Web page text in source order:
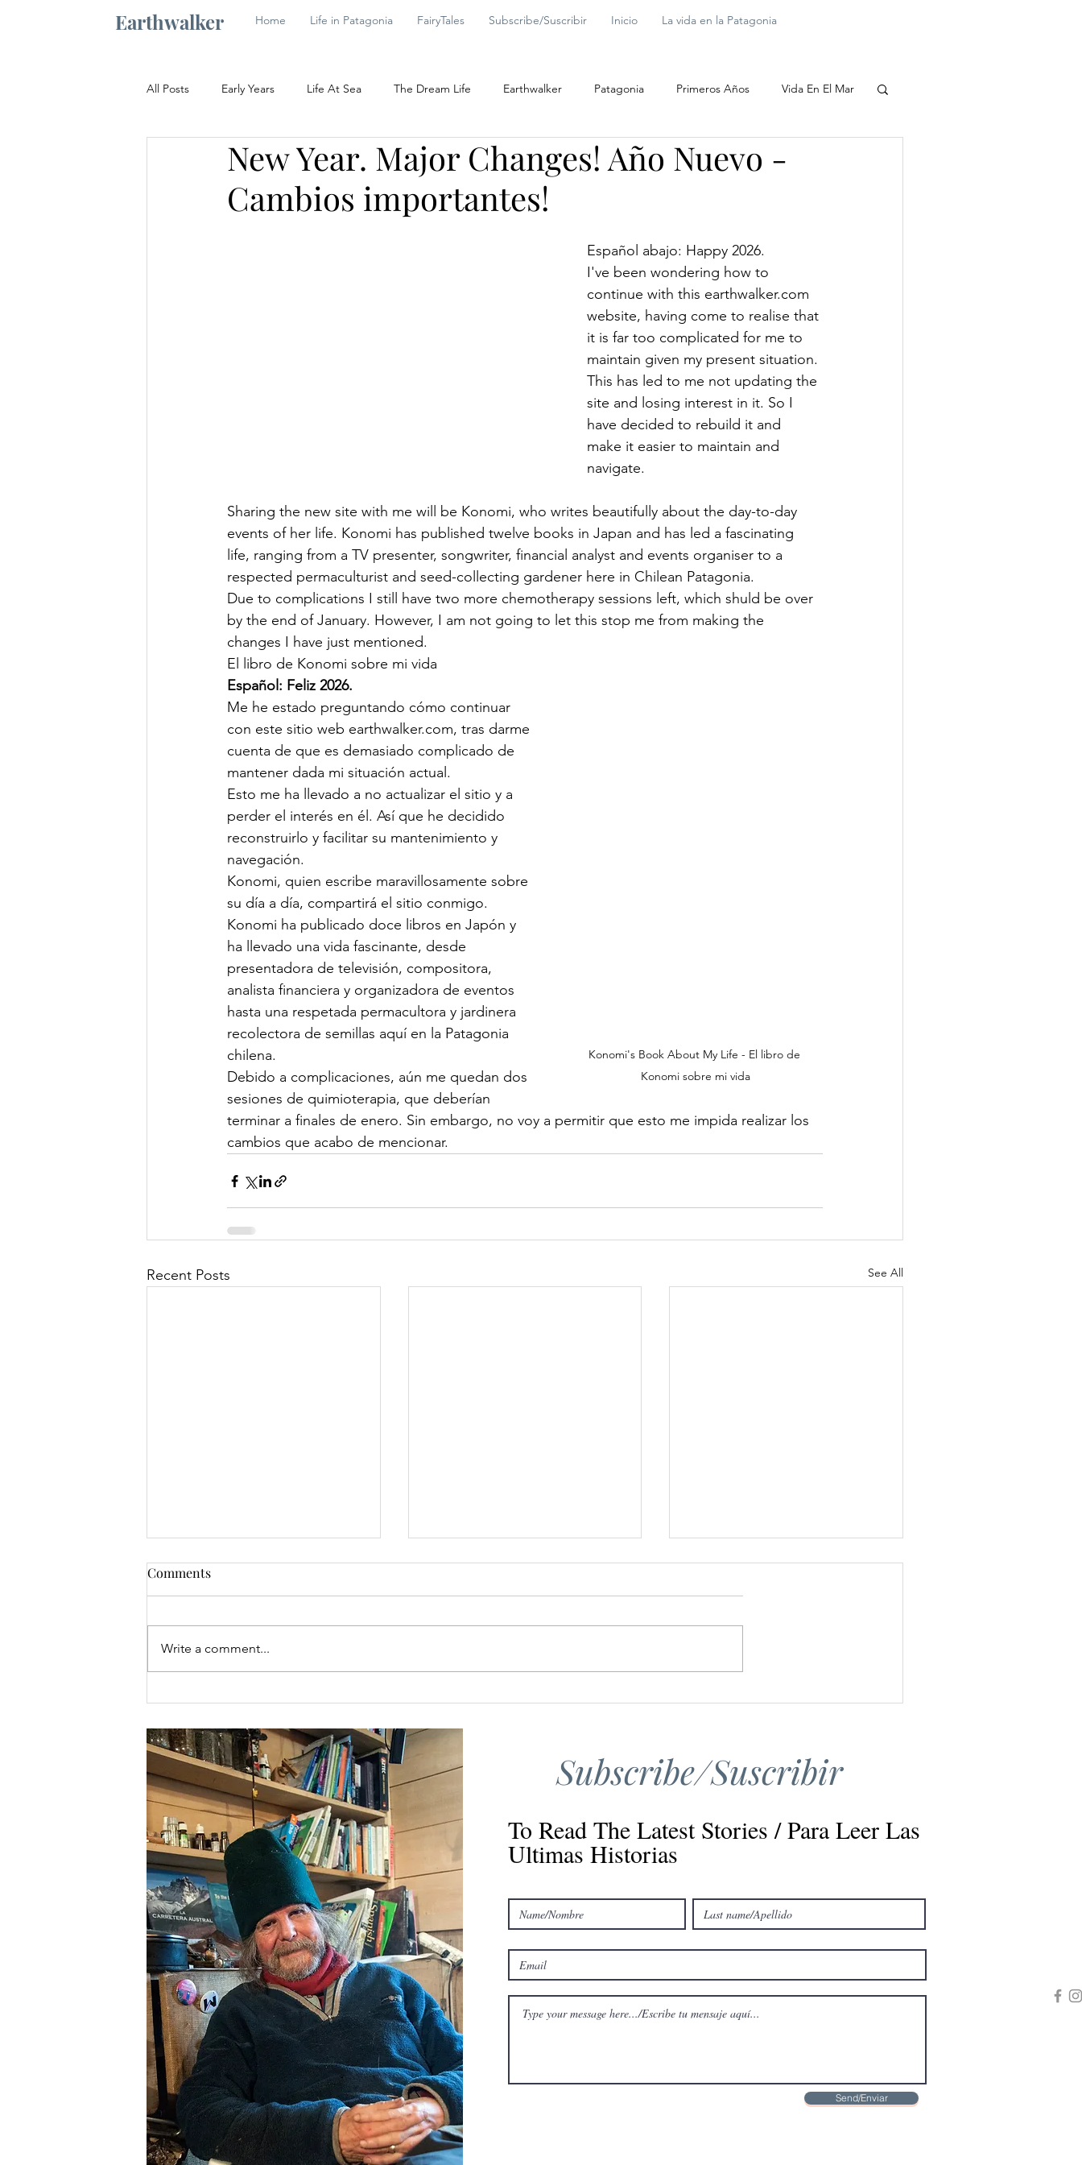
Earthwalker Home Life in Patagonia FairyTales Subscribe/Suscribir Inicio La vida en la Patagonia
All Posts Early Years Life At Sea The Dream Life Earthwalker Patagonia Primeros Años Vida En El Mar
La Vida Alta Caminante De La Tierra Patagonia ES
New Year. Major Changes! Año Nuevo -
Cambios importantes!
Español abajo: Happy 2026.
I've been wondering how to
continue with this earthwalker.com
website, having come to realise that
it is far too complicated for me to
maintain given my present situation.
This has led to me not updating the
site and losing interest in it. So I
have decided to rebuild it and
make it easier to maintain and
navigate.
Sharing the new site with me will be Konomi, who writes beautifully about the day-to-day
events of her life. Konomi has published twelve books in Japan and has led a fascinating
life, ranging from a TV presenter, songwriter, financial analyst and events organiser to a
respected permaculturist and seed-collecting gardener here in Chilean Patagonia.
Due to complications I still have two more chemotherapy sessions left, which shuld be over
by the end of January. However, I am not going to let this stop me from making the
changes I have just mentioned.
Konomi's Book About My Life - El libro de
Konomi sobre mi vida
El libro de Konomi sobre mi vida
Español: Feliz 2026.
Me he estado preguntando cómo continuar
con este sitio web earthwalker.com, tras darme
cuenta de que es demasiado complicado de
mantener dada mi situación actual.
Esto me ha llevado a no actualizar el sitio y a
perder el interés en él. Así que he decidido
reconstruirlo y facilitar su mantenimiento y
navegación.
Konomi, quien escribe maravillosamente sobre
su día a día, compartirá el sitio conmigo.
Konomi ha publicado doce libros en Japón y
ha llevado una vida fascinante, desde
presentadora de televisión, compositora,
analista financiera y organizadora de eventos
hasta una respetada permacultora y jardinera
recolectora de semillas aquí en la Patagonia
chilena.
Debido a complicaciones, aún me quedan dos
sesiones de quimioterapia, que deberían
terminar a finales de enero. Sin embargo, no voy a permitir que esto me impida realizar los
cambios que acabo de mencionar.
Recent Posts See All
Ouiee Ouiee We're Happy /
Medicine.
Laughter is the best
Glad To Be Alive - My Musical
Comments
Write a comment...
To Read The Latest Stories / Para Leer Las
Ultimas Historias
Send/Enviar
Subscribe/Suscribir